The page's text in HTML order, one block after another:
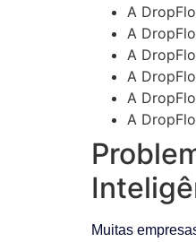
A
A
A
A
A
A
Muitas